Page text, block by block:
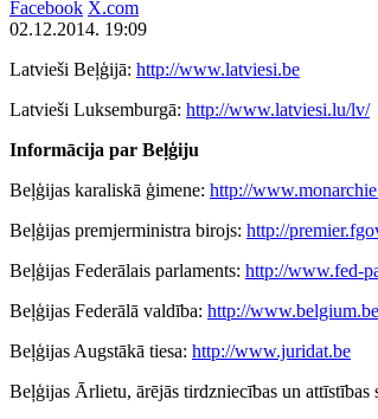
Facebook X.com
02.12.2014. 19:09
Latvieši Beļģijā: http://www.latviesi.be
Latvieši Luksemburgā: http://www.latviesi.lu/lv/
Informācija par Beļģiju
Beļģijas karaliskā ģimene: http://
Beļģijas premjerministra birojs: http://
Beļģijas Federālais parlaments: http://www.fed-
Beļģijas Federālā valdība: http://www.belgium.be
Beļģijas Augstākā tiesa: http://www.juridat.be
Beļģijas Ārlietu, ārējās tirdzniecības un attīstības